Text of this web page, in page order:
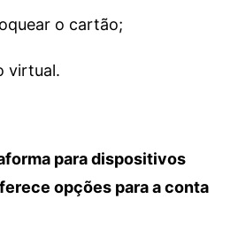
o cartão;
virtual.
para dispositivos
opções para a conta